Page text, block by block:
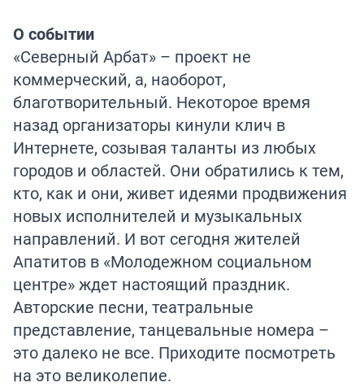
О событии
«Северный Арбат» – проект не
коммерческий, а, наоборот,
благотворительный. Некоторое время
назад организаторы кинули клич в
Интернете, созывая таланты из любых
городов и областей. Они обратились к тем,
кто, как и они, живет идеями продвижения
новых исполнителей и музыкальных
направлений. И вот сегодня жителей
Апатитов в «Молодежном социальном
центре» ждет настоящий праздник.
Авторские песни, театральные
представление, танцевальные номера –
это далеко не все. Приходите посмотреть
на это великолепие.